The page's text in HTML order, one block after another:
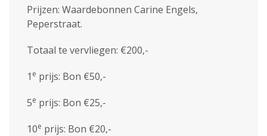
Prijzen: Waardebonnen Carine Engels,
Peperstraat.
Totaal te vervliegen: €200,-
1 e prijs: Bon €50,-
5e prijs: Bon €25,-
10e prijs: Bon €20,-